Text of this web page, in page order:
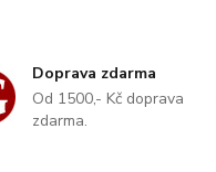
Doprava zdarma
Od 1500,- Kč doprava
zdarma.